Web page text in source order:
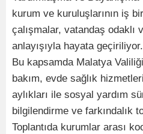
kurum ve kuruluşlarının iş
çalışmalar, vatandaş odaklı
anlayışıyla hayata geçiriliyor.
Bu kapsamda Malatya
bakım, evde sağlık
aylıkları ile sosyal yardım
bilgilendirme ve farkındalık
Toplantıda kurumlar arası